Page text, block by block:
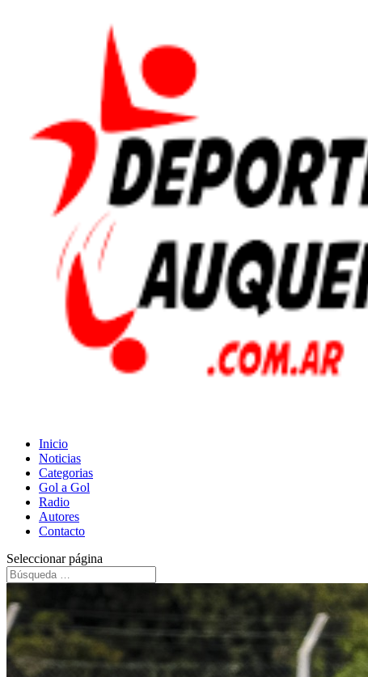
Inicio
Noticias
Categorias
Gol a Gol
Radio
Autores
Contacto
Seleccionar página